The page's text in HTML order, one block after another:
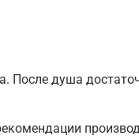
После душа